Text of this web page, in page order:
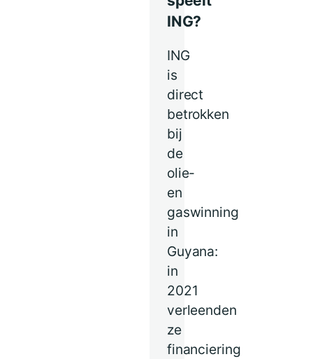
ING?
ING
is
direct
betrokken
bij
de
olie-
en
gaswinning
in
Guyana:
in
2021
verleenden
ze
financiering